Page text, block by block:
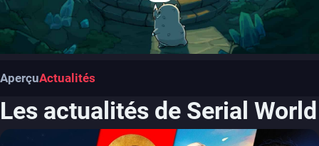
AperçuActualités
Les actualités de Serial World